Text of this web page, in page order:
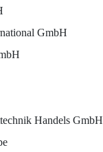
GmbH
Handels GmbH